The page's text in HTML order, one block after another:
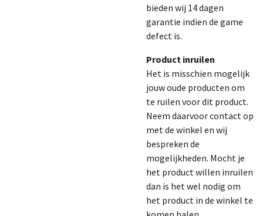
bieden wij 14 dagen
garantie indien de game
defect is.
Product inruilen
Het is misschien mogelijk
jouw oude producten om
te ruilen voor dit product.
Neem daarvoor contact op
met de winkel en wij
bespreken de
mogelijkheden. Mocht je
het product willen inruilen
dan is het wel nodig om
het product in de winkel te